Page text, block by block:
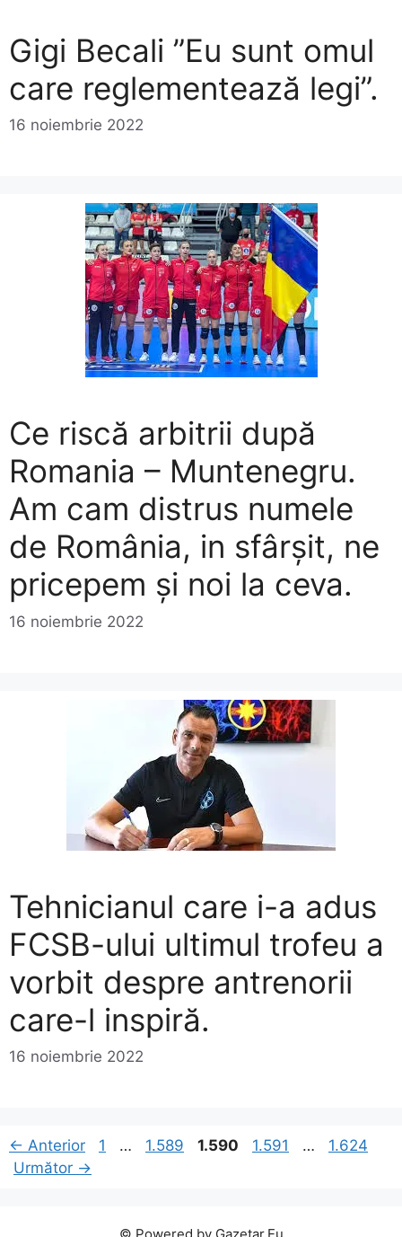
Gigi Becali ”Eu sunt omul
care reglementează legi”.
16 noiembrie 2022
Ce riscă arbitrii după
Romania – Muntenegru.
Am cam distrus numele
de România, in sfârșit, ne
pricepem și noi la ceva.
16 noiembrie 2022
Tehnicianul care i-a adus
FCSB-ului ultimul trofeu a
vorbit despre antrenorii
care-l inspiră.
16 noiembrie 2022
← Anterior Pagina
1 … Pagina
1.589 Pagina
1.590 Pagina
1.591 … Pagina
1.624
Următor →